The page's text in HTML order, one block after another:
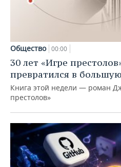
Общество 00:00
30 лет «Игре
превратился в
Книга этой недели — роман
престолов»